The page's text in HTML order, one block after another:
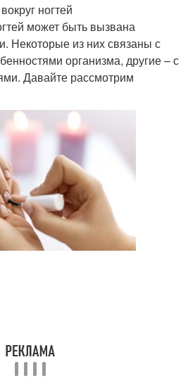
ногтей
может быть вызвана
Некоторые из них связаны с
организма, другие – с
Давайте рассмотрим